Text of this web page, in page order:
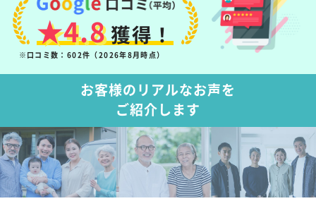
★4.8獲得！
※口コミ数：602件（2026年8月時点）
お客様のリアルなお声を
ご紹介します